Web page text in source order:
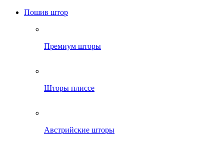
Пошив штор
Премиум шторы
Шторы плиссе
Австрийские шторы